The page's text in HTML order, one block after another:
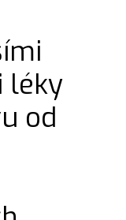
léky
od